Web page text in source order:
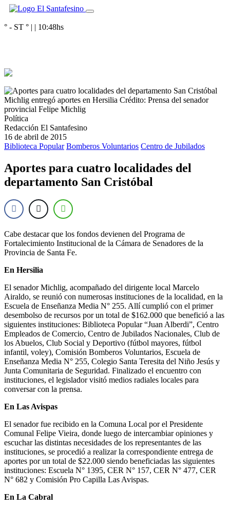
° - ST ° | | 10:48hs
Michlig entregó aportes en Hersilia Crédito: Prensa del senador
provincial Felipe Michlig
Política
Redacción El Santafesino
16 de abril de 2015
Biblioteca Popular Bomberos Voluntarios Centro de Jubilados
Aportes para cuatro localidades del
departamento San Cristóbal
Cabe destacar que los fondos devienen del Programa de
Fortalecimiento Institucional de la Cámara de Senadores de la
Provincia de Santa Fe.
En Hersilia
El senador Michlig, acompañado del dirigente local Marcelo
Airaldo, se reunió con numerosas instituciones de la localidad, en la
Escuela de Enseñanza Media N° 255. Allí cumplió con el primer
desembolso de recursos por un total de $162.000 que benefició a las
siguientes instituciones: Biblioteca Popular “Juan Alberdi”, Centro
Empleados de Comercio, Centro de Jubilados Nacionales, Club de
los Abuelos, Club Social y Deportivo (fútbol mayores, fútbol
infantil, voley), Comisión Bomberos Voluntarios, Escuela de
Enseñanza Media N° 255, Colegio Santa Teresita del Niño Jesús y
Junta Comunitaria de Seguridad. Finalizado el encuentro con
instituciones, el legislador visitó medios radiales locales para
conversar con la prensa.
En Las Avispas
El senador fue recibido en la Comuna Local por el Presidente
Comunal Felipe Vieira, donde luego de intercambiar opiniones y
escuchar las distintas necesidades de los representantes de las
instituciones, se procedió a realizar la correspondiente entrega de
aportes por un total de $22.000 siendo beneficiadas las siguientes
instituciones: Escuela N° 1395, CER N° 157, CER N° 477, CER
N° 682 y Comisión Pro Capilla Las Avispas.
En La Cabral